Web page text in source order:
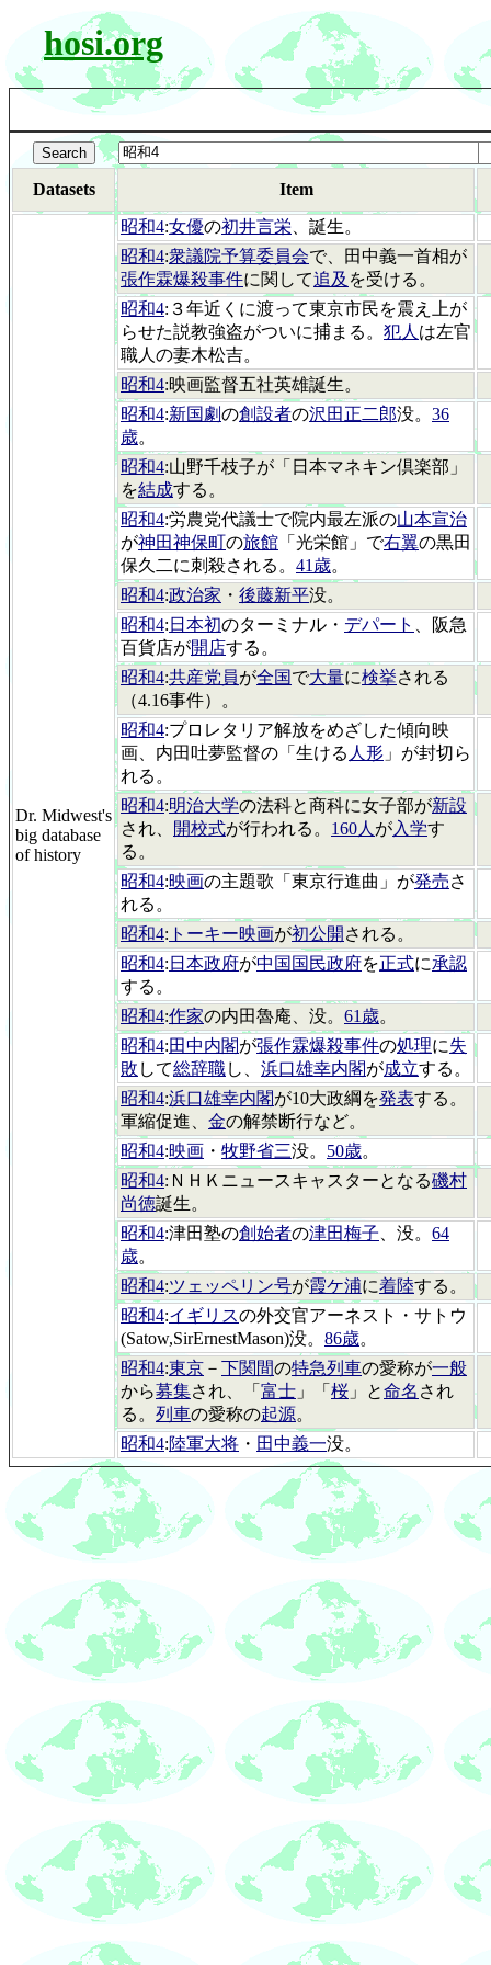
hosi.org
Datasets Item
Dr. Midwest's
big database
of history
昭和4:女優の初井言栄 、誕生。
昭和4:衆議院予算委員会で、田中義一首相が
張作霖爆殺事件に関して追及 を受ける。
昭和4:３年近くに渡って東京市民を震え上が
らせた説教強盗がついに捕まる。 犯人 は左官
職人の妻木松吉。
昭和4:映画監督五社英雄誕生。
昭和4:新国劇の創設者の沢田正二郎没。 36
歳。
昭和4:山野千枝子が「日本マネキン倶楽部」
を結成する。
昭和4:労農党代議士で院内最左派の山本宣治
が神田神保町の旅館 「光栄館」で右翼の黒田
保久二に刺殺される。 41歳。
昭和4:政治家 ・ 後藤新平没。
昭和4: 日本初のターミナル・ デパート
、阪急
百貨店が開店する。
昭和4:共産党員が全国 で大量に検挙される
（4.16事件）。
昭和4:プロレタリア解放をめざした傾向映
画、内田吐夢監督の「生ける 人形 」が封切ら
れる。
昭和4:明治大学の法科と商科に女子部が新設
され、
開校式が行われる。 160人 が入学す
る。
昭和4:映画の主題歌「東京行進曲」が発売さ
れる。
昭和4: トーキー映画が初公開 される。
昭和4: 日本政府が中国国民政府を正式に承認
する。
昭和4:作家の内田魯庵、没。 61歳。
昭和4:田中内閣が張作霖爆殺事件の処理に失
敗 して総辞職し、 浜口雄幸内閣が成立する。
昭和4:浜口雄幸内閣が10大政綱を発表する。
軍縮促進、 金の解禁断行など。
昭和4:映画 ・ 牧野省三没。 50歳。
昭和4:ＮＨＫニュースキャスターとなる磯村
尚徳誕生。
昭和4:津田塾の創始者の津田梅子 、没。 64
歳。
昭和4:ツェッペリン号が霞ケ浦に着陸する。
昭和4:イギリスの外交官アーネスト・サトウ
(Satow,SirErnestMason)没。 86歳。
昭和4:東京 － 下関間の特急列車の愛称が一般
から募集され、「 富士 」「 桜 」と命名 され
る。 列車の愛称の起源。
昭和4:陸軍大将 ・ 田中義一没。